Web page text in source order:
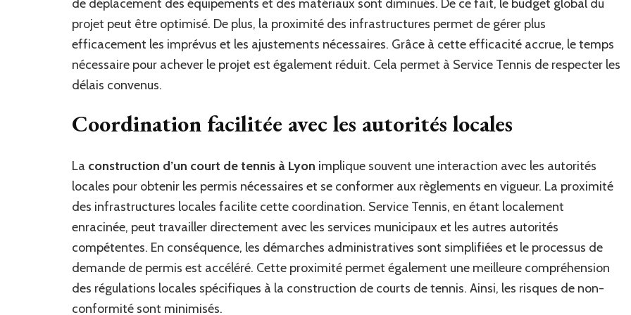
de déplacement des équipements et des matériaux sont diminués. De ce fait, le budget global du
projet peut être optimisé. De plus, la proximité des infrastructures permet de gérer plus
efficacement les imprévus et les ajustements nécessaires. Grâce à cette efficacité accrue, le temps
nécessaire pour achever le projet est également réduit. Cela permet à Service Tennis de respecter les
délais convenus.
Coordination facilitée avec les autorités locales
La construction d’un court de tennis à Lyon implique souvent une interaction avec les autorités
locales pour obtenir les permis nécessaires et se conformer aux règlements en vigueur. La proximité
des infrastructures locales facilite cette coordination. Service Tennis, en étant localement
enracinée, peut travailler directement avec les services municipaux et les autres autorités
compétentes. En conséquence, les démarches administratives sont simplifiées et le processus de
demande de permis est accéléré. Cette proximité permet également une meilleure compréhension
des régulations locales spécifiques à la construction de courts de tennis. Ainsi, les risques de non-
conformité sont minimisés.